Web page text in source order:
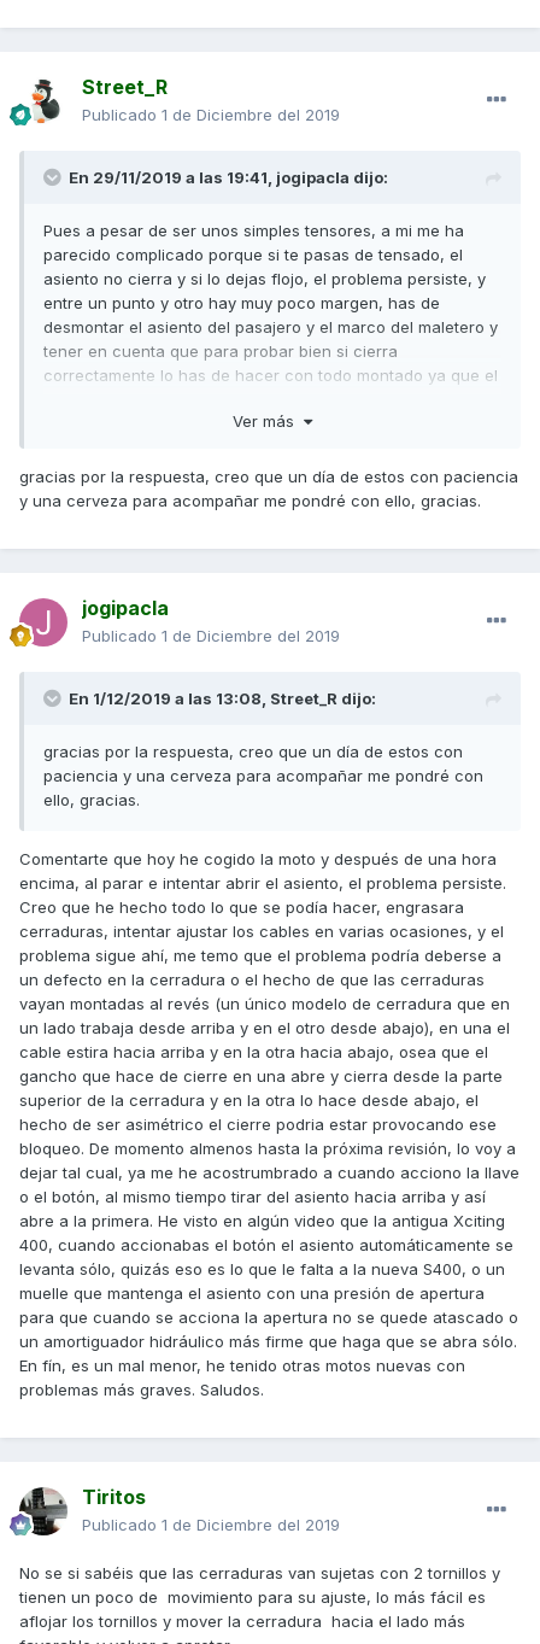
malas experiencias con mecánicos poco cuidadosos que
Street_R
Publicado 1 de Diciembre del 2019
En 29/11/2019 a las 19:41, jogipacla dijo:
Pues a pesar de ser unos simples tensores, a mi me ha
parecido complicado porque si te pasas de tensado, el
asiento no cierra y si lo dejas flojo, el problema persiste, y
entre un punto y otro hay muy poco margen, has de
desmontar el asiento del pasajero y el marco del maletero y
tener en cuenta que para probar bien si cierra
correctamente lo has de hacer con todo montado ya que el
maletero y un poco en el asiento del pasajero y si no lo
montes todo no cierre. Es cuestión de paciencia y
encontrarle el punto, yo he conseguido mejorar mucho
el cierre izquierdo, pero quizás 1 de cada 10 veces y así se
que me desmonten la moto siendo tan nueva debido a
malas experiencias con mecánicos poco cuidadosos que
molestia importante. Un saludo y Suerte.
Ver más
gracias por la respuesta, creo que un día de estos con paciencia
y una cerveza para acompañar me pondré con ello, gracias.
jogipacla
Publicado 1 de Diciembre del 2019
En 1/12/2019 a las 13:08, Street_R dijo:
gracias por la respuesta, creo que un día de estos con
paciencia y una cerveza para acompañar me pondré con
ello, gracias.
Comentarte que hoy he cogido la moto y después de una hora
encima, al parar e intentar abrir el asiento, el problema persiste.
Creo que he hecho todo lo que se podía hacer, engrasara
cerraduras, intentar ajustar los cables en varias ocasiones, y el
problema sigue ahí, me temo que el problema podría deberse a
un defecto en la cerradura o el hecho de que las cerraduras
vayan montadas al revés (un único modelo de cerradura que en
un lado trabaja desde arriba y en el otro desde abajo), en una el
cable estira hacia arriba y en la otra hacia abajo, osea que el
gancho que hace de cierre en una abre y cierra desde la parte
superior de la cerradura y en la otra lo hace desde abajo, el
hecho de ser asimétrico el cierre podria estar provocando ese
bloqueo. De momento almenos hasta la próxima revisión, lo voy a
dejar tal cual, ya me he acostrumbrado a cuando acciono la llave
o el botón, al mismo tiempo tirar del asiento hacia arriba y así
abre a la primera. He visto en algún video que la antigua Xciting
400, cuando accionabas el botón el asiento automáticamente se
levanta sólo, quizás eso es lo que le falta a la nueva S400, o un
muelle que mantenga el asiento con una presión de apertura
para que cuando se acciona la apertura no se quede atascado o
un amortiguador hidráulico más firme que haga que se abra sólo.
En fín, es un mal menor, he tenido otras motos nuevas con
problemas más graves. Saludos.
Tiritos
Publicado 1 de Diciembre del 2019
No se si sabéis que las cerraduras van sujetas con 2 tornillos y
tienen un poco de movimiento para su ajuste, lo más fácil es
aflojar los tornillos y mover la cerradura hacia el lado más